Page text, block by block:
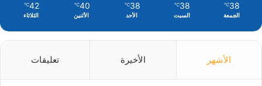
38
℃
الجمعة
38
℃
السبت
38
℃
الأحد
40
℃
الأثنين
42
℃
الثلاثاء
الأشهر الأخيرة تعليقات